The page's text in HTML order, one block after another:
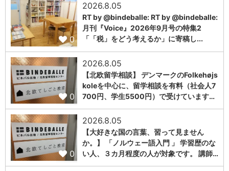
0
2026.8.05
RT by @bindeballe: RT by @bindeballe:
月刊『Voice』2026年9月号の特集2
「「税」をどう考えるか」に寄稿し...
0
2026.8.05
【北欧留学相談】 デンマークのFolkehøjs
koleを中心に、留学相談を有料（社会人7
700円、学生5500円）で受けています…
0
2026.8.05
【大好きな国の言葉、習って見ません
か。】 「ノルウェー語入門 」 学習歴のな
い人、３カ月程度の人が対象です。 講師…